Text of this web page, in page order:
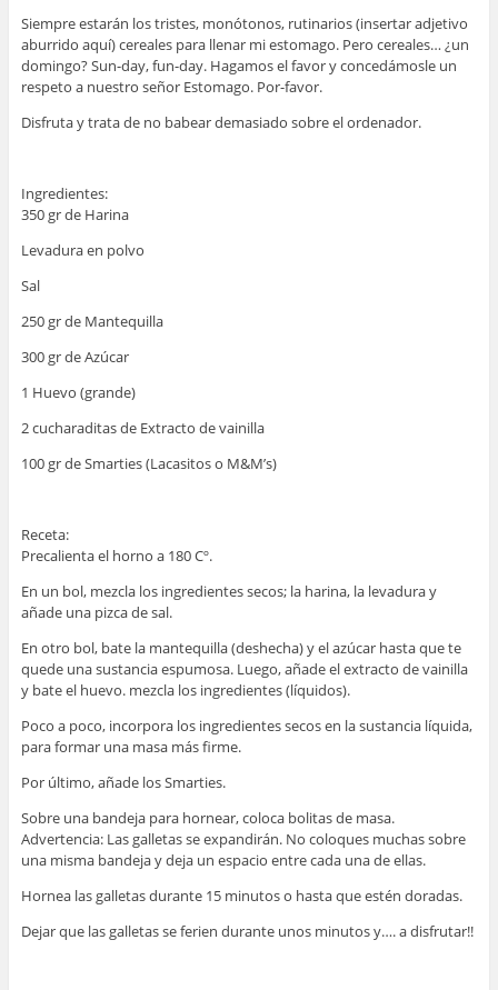
Siempre estarán los tristes, monótonos, rutinarios (insertar adjetivo
aburrido aquí) cereales para llenar mi estomago. Pero cereales… ¿un
domingo? Sun-day, fun-day. Hagamos el favor y concedámosle un
respeto a nuestro señor Estomago. Por-favor.
Disfruta y trata de no babear demasiado sobre el ordenador.
Ingredientes:
350 gr de Harina
Levadura en polvo
Sal
250 gr de Mantequilla
300 gr de Azúcar
1 Huevo (grande)
2 cucharaditas de Extracto de vainilla
100 gr de Smarties (Lacasitos o M&M’s)
Receta:
Precalienta el horno a 180 Cº.
En un bol, mezcla los ingredientes secos; la harina, la levadura y
añade una pizca de sal.
En otro bol, bate la mantequilla (deshecha) y el azúcar hasta que te
quede una sustancia espumosa. Luego, añade el extracto de vainilla
y bate el huevo. mezcla los ingredientes (líquidos).
Poco a poco, incorpora los ingredientes secos en la sustancia líquida,
para formar una masa más firme.
Por último, añade los Smarties.
Sobre una bandeja para hornear, coloca bolitas de masa.
Advertencia: Las galletas se expandirán. No coloques muchas sobre
una misma bandeja y deja un espacio entre cada una de ellas.
Hornea las galletas durante 15 minutos o hasta que estén doradas.
Dejar que las galletas se ferien durante unos minutos y…. a disfrutar!!